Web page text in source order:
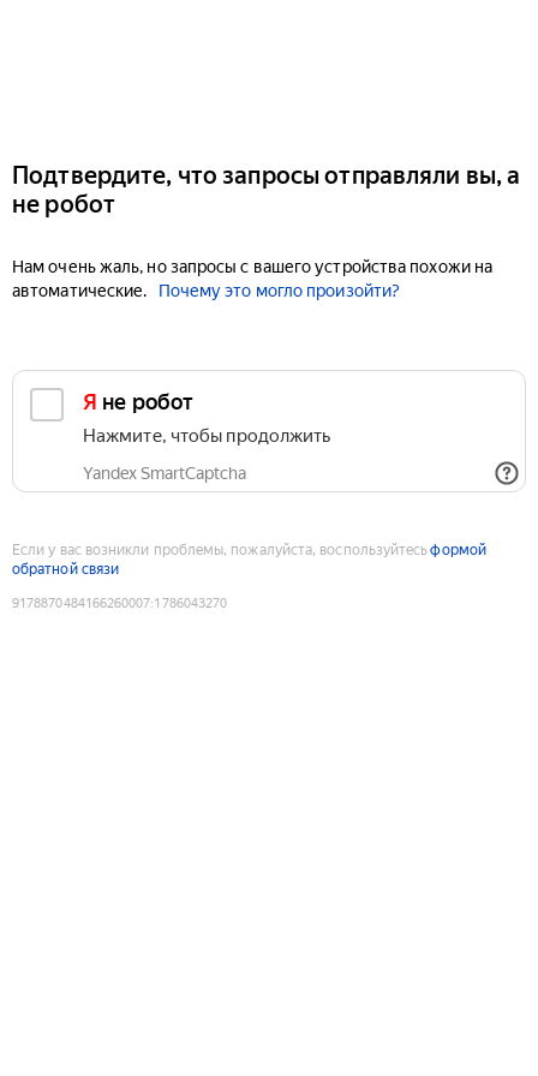
Подтвердите, что запросы отправляли вы, а
не робот
Нам очень жаль, но запросы с вашего устройства похожи на
автоматические.
Почему это могло произойти?
Я не робот
Нажмите, чтобы продолжить
Yandex SmartCaptcha
Если у вас возникли проблемы, пожалуйста, воспользуйтесьформой
обратной связи
9178870484166260007:1786043270